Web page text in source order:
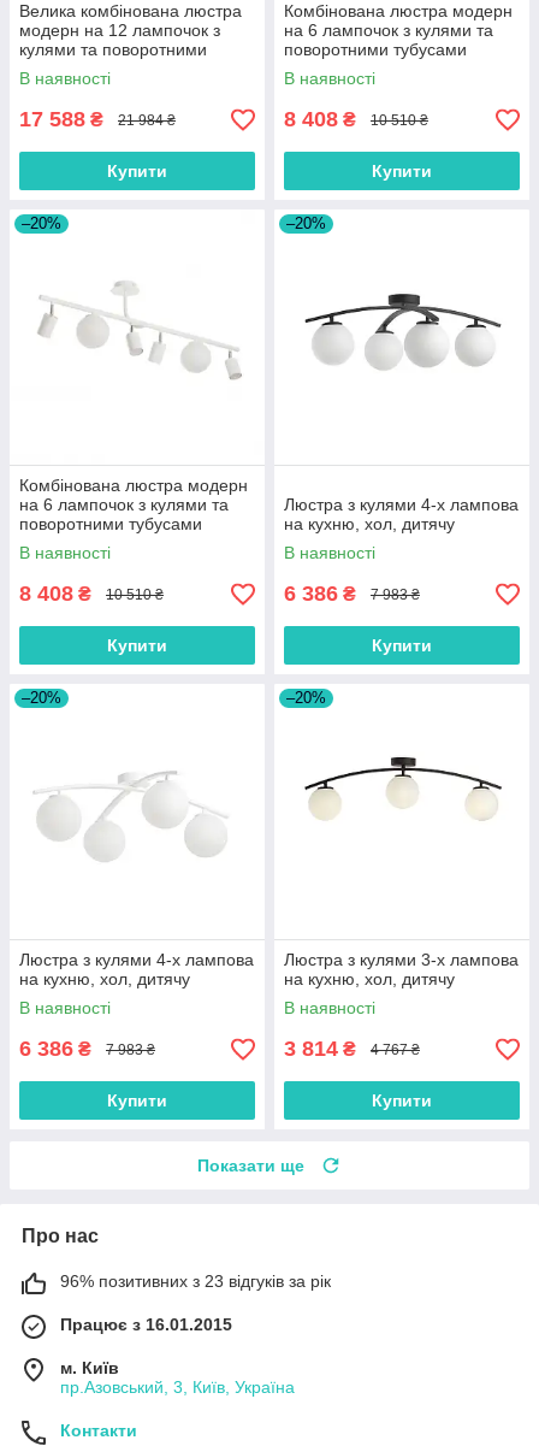
Велика комбінована люстра
модерн на 12 лампочок з
кулями та поворотними
тубусами
В наявності
17 588 ₴ 21 984 ₴
Купити
Комбінована люстра модерн
на 6 лампочок з кулями та
поворотними тубусами
В наявності
8 408 ₴ 10 510 ₴
Купити
–20%
Комбінована люстра модерн
на 6 лампочок з кулями та
поворотними тубусами
В наявності
8 408 ₴ 10 510 ₴
Купити
–20%
Люстра з кулями 4-х лампова
на кухню, хол, дитячу
В наявності
6 386 ₴ 7 983 ₴
Купити
–20%
Люстра з кулями 4-х лампова
на кухню, хол, дитячу
В наявності
6 386 ₴ 7 983 ₴
Купити
–20%
Люстра з кулями 3-х лампова
на кухню, хол, дитячу
В наявності
3 814 ₴ 4 767 ₴
Купити
Показати ще
Про нас
96% позитивних з 23 відгуків за рік
Працює з 16.01.2015
м. Київ
пр.Азовський, 3, Київ, Україна
Контакти